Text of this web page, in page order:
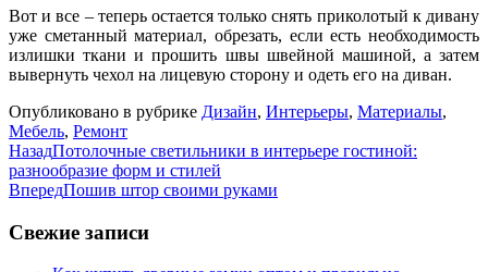
Вот и все – теперь остается только снять приколотый к дивану
уже сметанный материал, обрезать, если есть необходимость
излишки ткани и прошить швы швейной машиной, а затем
вывернуть чехол на лицевую сторону и одеть его на диван.
Опубликовано в рубрике Дизайн, Интерьеры, Материалы,
Мебель, Ремонт
НазадПотолочные светильники в интерьере гостиной:
разнообразие форм и стилей
ВпередПошив штор своими руками
Свежие записи